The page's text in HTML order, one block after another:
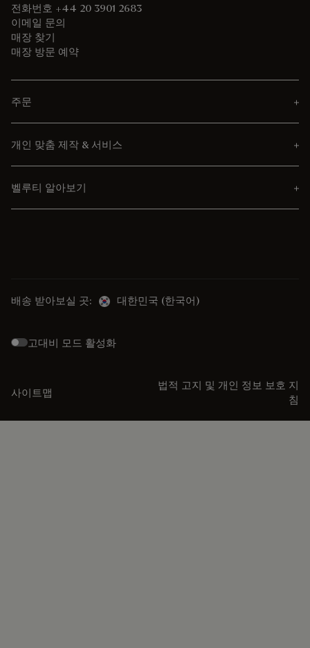
전화번호 +44 20 3901 2683
이메일 문의
매장 찾기
매장 방문 예약
주문
개인 맞춤 제작 & 서비스
벨루티 알아보기
배송 받아보실 곳: 대한민국 (한국어)
고대비 모드 활성화
사이트맵
법적 고지 및 개인 정보 보호 지
침